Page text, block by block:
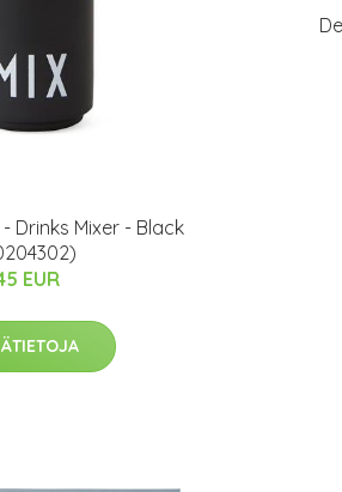
Drinks Mixer - Black
EUR